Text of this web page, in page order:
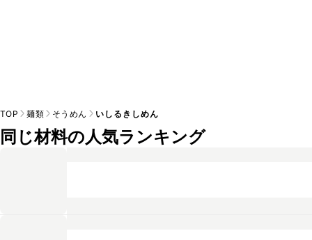
TOP 麺類 そうめん いしるきしめん
同じ材料の人気ランキング